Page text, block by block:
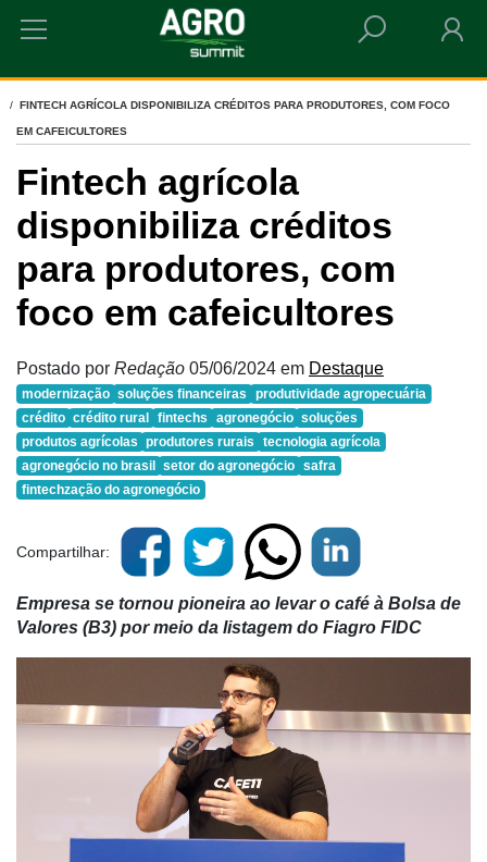
HOME
FINTECH AGRÍCOLA DISPONIBILIZA CRÉDITOS PARA PRODUTORES, COM FOCO
EM CAFEICULTORES
Fintech agrícola
disponibiliza créditos
para produtores, com
foco em cafeicultores
Postado por Redação 05/06/2024 em Destaque
modernização soluções financeiras
produtividade agropecuária
crédito crédito rural fintechs agronegócio soluções
produtos agrícolas produtores rurais
tecnologia agrícola
agronegócio no brasil
setor do agronegócio safra
fintechzação do agronegócio
Compartilhar:
Empresa se tornou pioneira ao levar o café à Bolsa de
Valores (B3) por meio da listagem do Fiagro FIDC